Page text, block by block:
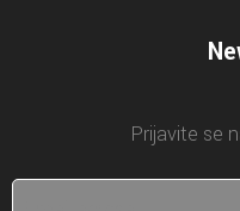
Prijavite se